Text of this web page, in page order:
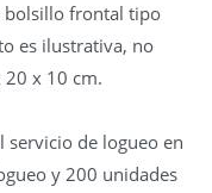
bolsillo frontal tipo
es ilustrativa, no
x 10 cm.
servicio de logueo en
y 200 unidades